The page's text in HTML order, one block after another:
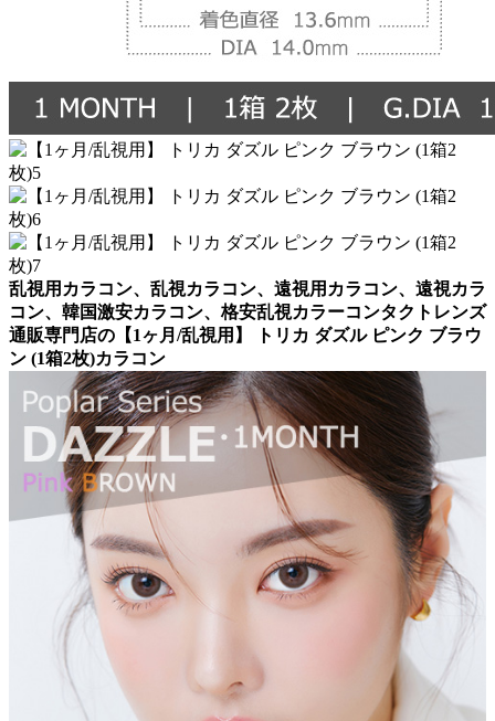
乱視用カラコン、乱視カラコン、遠視用カラコン、遠視カラ
コン、韓国激安カラコン、格安乱視カラーコンタクトレンズ
通販専門店の【1ヶ月/乱視用】 トリカ ダズル ピンク ブラウ
ン (1箱2枚)カラコン